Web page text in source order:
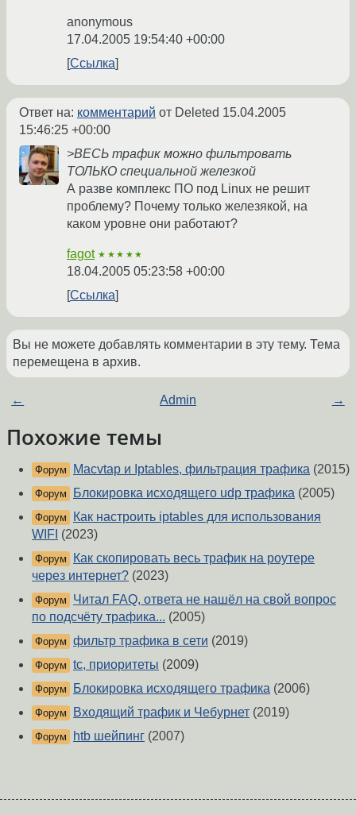
anonymous
17.04.2005 19:54:40 +00:00
Ссылка
Ответ на: комментарий от Deleted 15.04.2005
15:46:25 +00:00
>ВЕСЬ трафик можно фильтровать
ТОЛЬКО специальной железкой
А разве комплекс ПО под Linux не решит
проблему? Почему только железякой, на
каком уровне они работают?
fagot ★★★★★
18.04.2005 05:23:58 +00:00
Ссылка
Вы не можете добавлять комментарии в эту тему. Тема
перемещена в архив.
← Admin →
Похожие темы
Форум Macvtap и Iptables, фильтрация трафика (2015)
Форум Блокировка исходящего udp трафика (2005)
Форум
Как настроить iptables для использования
WIFI (2023)
Форум
Как скопировать весь трафик на роутере
через интернет? (2023)
Форум
Читал FAQ, ответа не нашёл на свой вопрос
по подсчёту трафика... (2005)
Форум фильтр трафика в сети (2019)
Форум tc, приоритеты (2009)
Форум Блокировка исходящего трафика (2006)
Форум Входящий трафик и Чебурнет (2019)
Форум htb шейпинг (2007)